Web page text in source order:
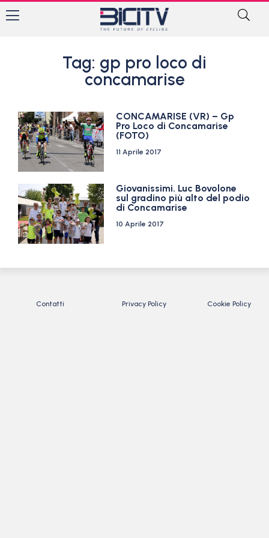
Tag: gp pro loco di
concamarise
CONCAMARISE (VR) – Gp
Pro Loco di Concamarise
(FOTO)
11 Aprile 2017
Giovanissimi. Luc Bovolone
sul gradino più alto del podio
di Concamarise
10 Aprile 2017
Contatti Privacy Policy Cookie Policy